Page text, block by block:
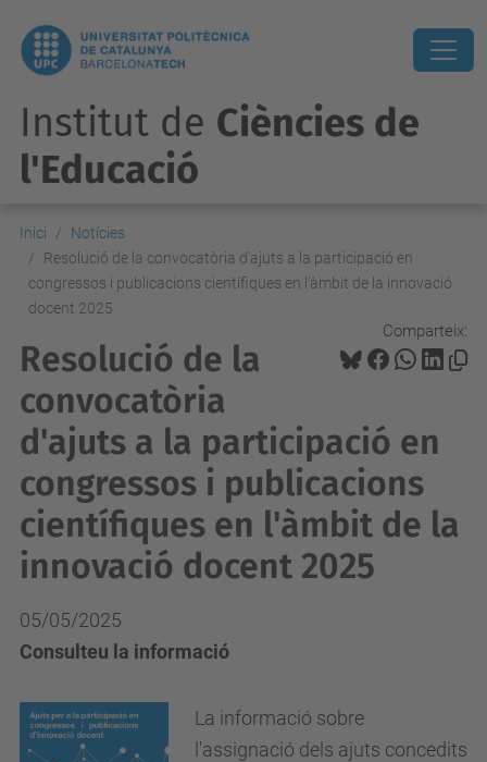
Institut de Ciències de
l'Educació
Inici
Notícies
Resolució de la convocatòria d'ajuts a la participació en
congressos i publicacions científiques en l'àmbit de la innovació
docent 2025
Comparteix:
Resolució de la
convocatòria
d'ajuts a la participació en
congressos i publicacions
científiques en l'àmbit de la
innovació docent 2025
05/05/2025
Consulteu la informació
La informació sobre
l'assignació dels ajuts concedits